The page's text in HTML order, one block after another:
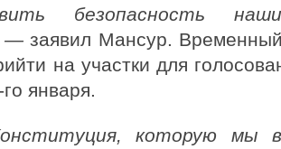
безопасность
—заявил Мансур.
на участки для
января.
которую мы